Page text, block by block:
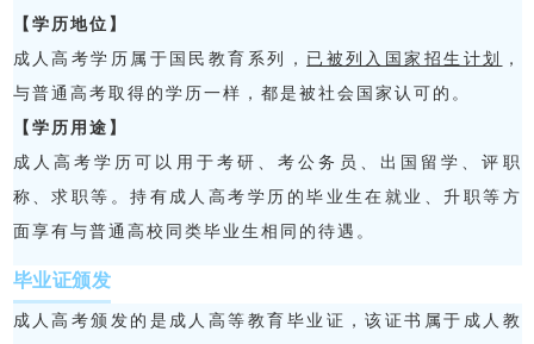
【学历地位】
成人高考学历属于国民教育系列， 已被列入国家招生计划
，
与普通高考取得的学历一样，都是被社会国家认可的。
【学历用途】
成人高考学历可以用于考研、考公务员、出国留学、评职
称、求职等。持有成人高考学历的毕业生在就业、升职等方
面享有与普通高校同类毕业生相同的待遇。
毕业证颁发
成人高考颁发的是成人高等教育毕业证，该证书属于成人教